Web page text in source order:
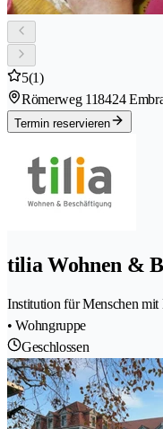
5(1)
Römerweg 118424
Termin reservieren
tilia Wohnen &
Institution für Menschen mit
• Wohngruppe
Geschlossen